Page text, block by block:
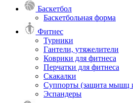
Баскетбол
Баскетбольная форма
Фитнес
Турники
Гантели, утяжелители
Коврики для фитнеса
Перчатки для фитнеса
Скакалки
Суппорты (защита мышц
Эспандеры